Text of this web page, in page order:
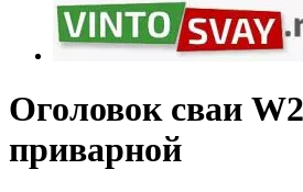
Оголовок сваи
приварной